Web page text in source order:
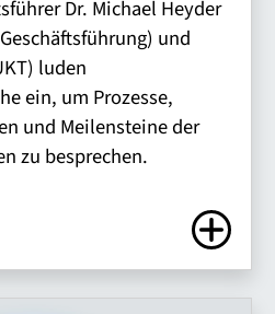
Dr. Michael Heyder
und
luden
ein, um Prozesse,
und Meilensteine der
zu besprechen.
Zum Artikel